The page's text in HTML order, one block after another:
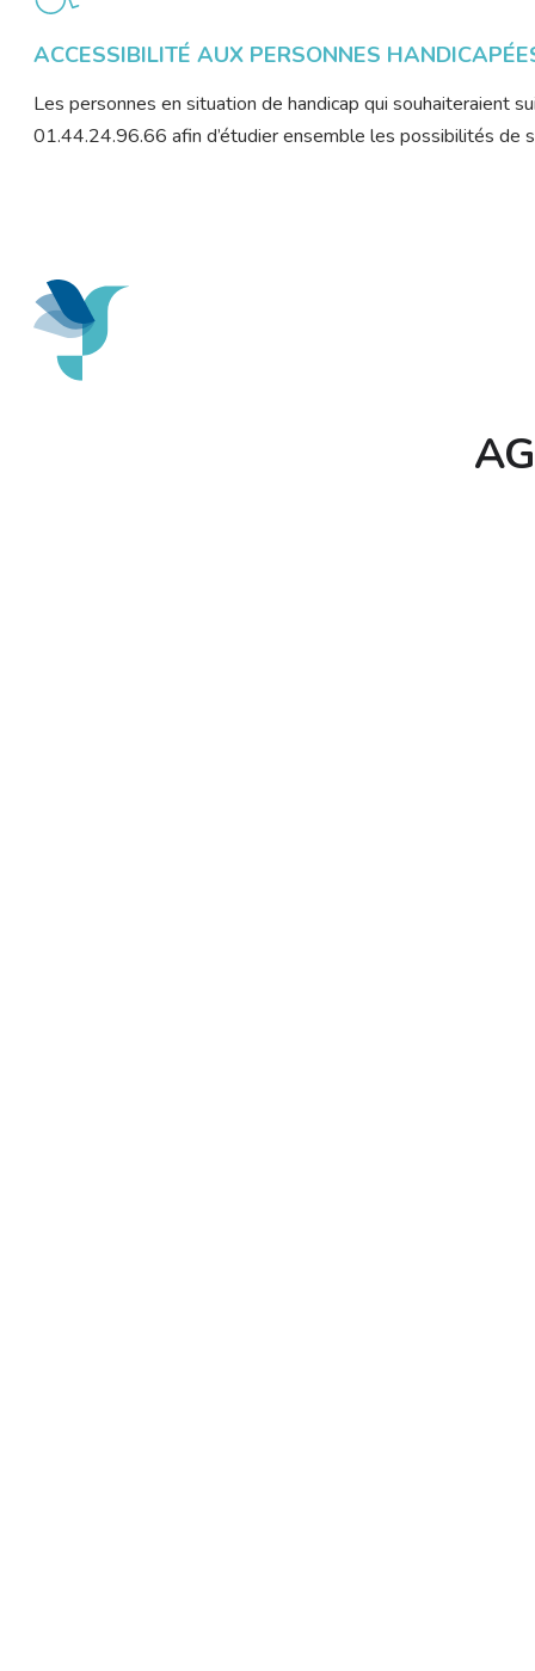
ACCESSIBILITÉ AUX PERSONNES
Les personnes en situation de handicap qui souhaiteraient
01.44.24.96.66 afin d’étudier ensemble les possibilités de